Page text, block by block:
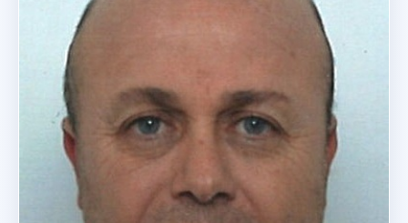
décoratifs. (Vitraux: voir B.03.20.)
C.07.04 — Murs rideaux et enveloppes vitrées du
bâtiment.
C.08.01 — Bardages, vêtures, bois métal et composites.
C.09.06 — Parquets.
C.11.02 — Parasites du bois.